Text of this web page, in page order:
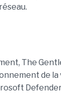
The
de